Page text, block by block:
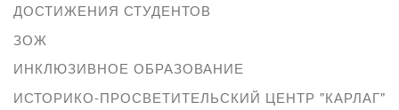
ДОСТИЖЕНИЯ СТУДЕНТОВ
ЗОЖ
ИНКЛЮЗИВНОЕ ОБРАЗОВАНИЕ
ИСТОРИКО-ПРОСВЕТИТЕЛЬСКИЙ ЦЕНТР "КАРЛАГ"